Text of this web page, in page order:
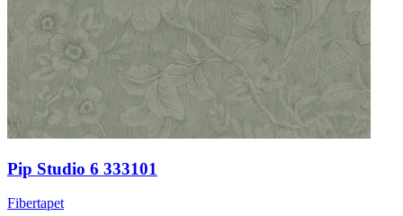
Pip Studio 6 333101
Fibertapet